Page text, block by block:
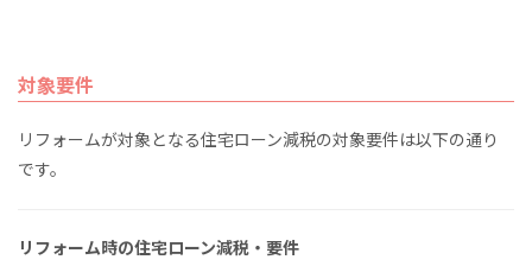
対象要件
リフォームが対象となる住宅ローン減税の対象要件は以下の通り
です。
リフォーム時の住宅ローン減税・要件